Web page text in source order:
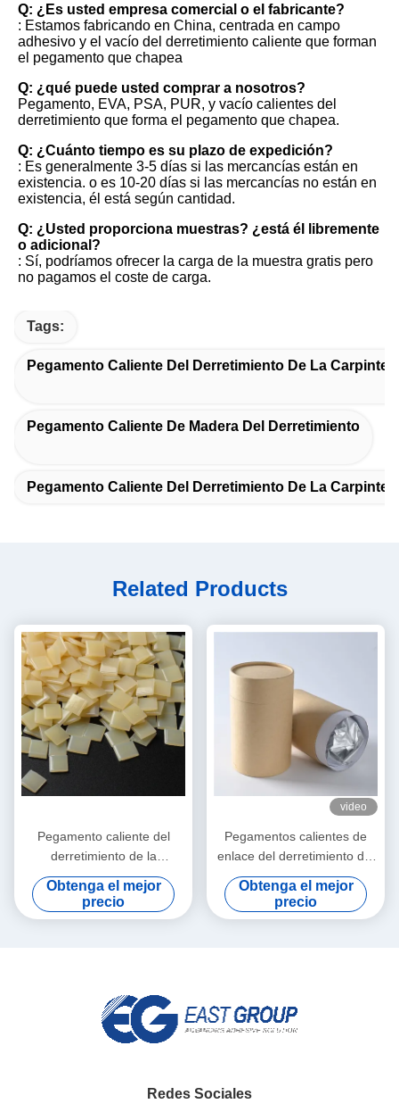
Q: ¿Es usted empresa comercial o el fabricante?
: Estamos fabricando en China, centrada en campo
adhesivo y el vacío del derretimiento caliente que forman
el pegamento que chapea
Q: ¿qué puede usted comprar a nosotros?
Pegamento, EVA, PSA, PUR, y vacío calientes del
derretimiento que forma el pegamento que chapea.
Q: ¿Cuánto tiempo es su plazo de expedición?
: Es generalmente 3-5 días si las mercancías están en
existencia. o es 10-20 días si las mercancías no están en
existencia, él está según cantidad.
Q: ¿Usted proporciona muestras? ¿está él libremente
o adicional?
: Sí, podríamos ofrecer la carga de la muestra gratis pero
no pagamos el coste de carga.
Tags:
Pegamento Caliente Del Derretimiento De La
Pegamento Caliente De Madera Del Derretimiento
Pegamento Caliente Del Derretimiento De La
Related Products
Pegamento caliente del
derretimiento de la
carpintería de las bandas de
borde para la precintadora
automática
Obtenga el mejor
precio
video
Pegamentos calientes de
enlace del derretimiento del
poliuretano PUR del borde
de la chapa del PVC para los
muebles
Obtenga el mejor
precio
Redes Sociales